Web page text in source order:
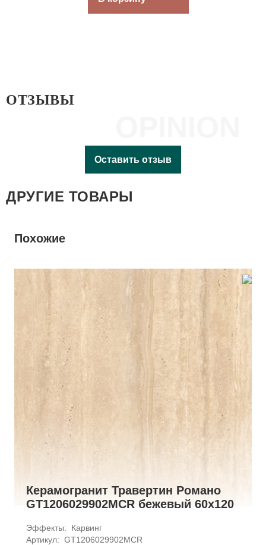
ОТЗЫВЫ
Оставить отзыв
ДРУГИЕ ТОВАРЫ
Похожие
Керамогранит Травертин Романо
GT1206029902MCR бежевый 60x120
Эффекты:
Карвинг
Артикул: GT1206029902MCR